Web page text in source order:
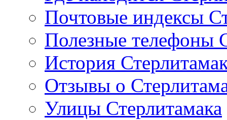
Почтовые индексы
Полезные телефоны
История
Отзывы о
Улицы Стерлитамака